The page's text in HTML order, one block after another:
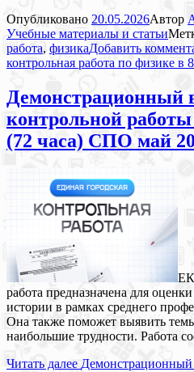
Опубликовано 20.05.2026Автор
Учебные материалы и статьи
работа, физикаДобавить
контрольная работа по физике в
Демонстрационный
контрольной
(72 часа) СПО май
работа предназначена для
истории в рамках среднего
Она также поможет выявить
наибольшие трудности. Работа
Читать далее Демонстрационный